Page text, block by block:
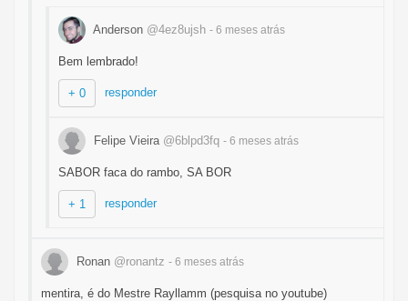
Anderson @4ez8ujsh - 6 meses atrás
Bem lembrado!
+ 0 responder
Felipe Vieira @6blpd3fq - 6 meses atrás
SABOR faca do rambo, SA BOR
+ 1 responder
Ronan @ronantz - 6 meses atrás
mentira, é do Mestre Rayllamm (pesquisa no youtube)